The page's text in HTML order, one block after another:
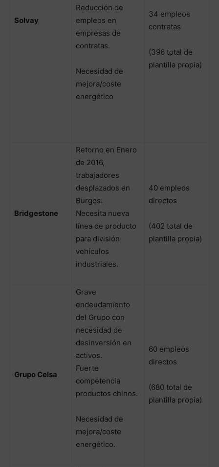
Solvay
Reducción de
empleos en
empresas de
contratas.
Necesidad de
mejora/coste
energético
34 empleos
contratas
(396 total de
plantilla propia)
Bridgestone
Retorno en Enero
de 2016,
trabajadores
desplazados en
Burgos.
Necesita nueva
línea de producto
para división
vehículos
industriales.
40 empleos
directos
(402 total de
plantilla propia)
Grupo Celsa
Grave
endeudamiento
del Grupo con
necesidad de
desinversión en
activos.
Fuerte
competencia
productos chinos.
Necesidad de
mejora/coste
energético.
60 empleos
directos
(680 total de
plantilla propia)